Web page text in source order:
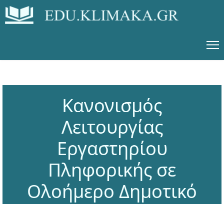
Κανονισμός
Λειτουργίας
Εργαστηρίου
Πληφορικής σε
Ολοήμερο Δημοτικό